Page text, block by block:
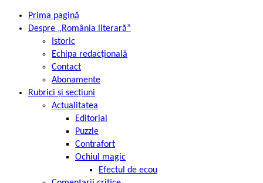
Prima pagină
Despre „România literară”
Istoric
Echipa redacțională
Contact
Abonamente
Rubrici și secțiuni
Actualitatea
Editorial
Puzzle
Contrafort
Ochiul magic
Efectul de ecou